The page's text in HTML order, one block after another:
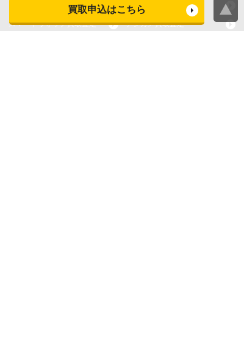
買取申込はこちら
タブレット買取査定 パソコン買取査定
スマートウォッチ買取査定 デジカメ買取査定